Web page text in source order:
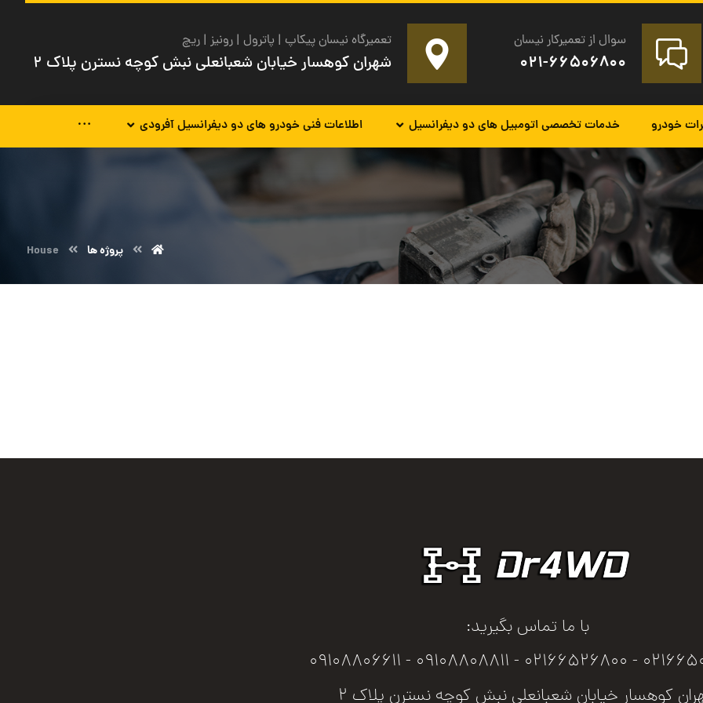
تعمیرگاه نیسان پیکاپ | پاترول | رونیز | ریچ
شهران کوهسار خیابان شعبانعلی نبش کوچه نسترن پلاک ۲
سوال از تعمیرکار نیسان
۰۲۱-۶۶۵۰۶۸۰۰
خودرو خدمات تخصصی اتومبیل های دو دیفرانسیل اطلاعات فنی خودرو های دو دیفرانسیل آفرودی
پروژه ها House
با ما تماس بگیرید:
02166506800 - 02166526800 -
کوهسار خیابان شعبانعلی نبش کوچه نسترن پلاک ۲